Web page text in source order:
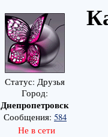
Статус: Друзья
Город:
Днепропетровск
Сообщения: 584
Не в сети